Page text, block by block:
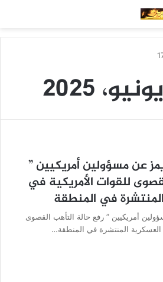
عن مسؤولين أمريكيين ”
للقوات الأمريكية في
في المنطقة
أمريكيين ” رفع حالة التأهب القصوى
العسكرية المنتشرة في المنطقة…